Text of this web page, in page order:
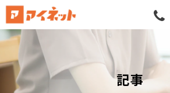
選ばれる理由
導入について 記事